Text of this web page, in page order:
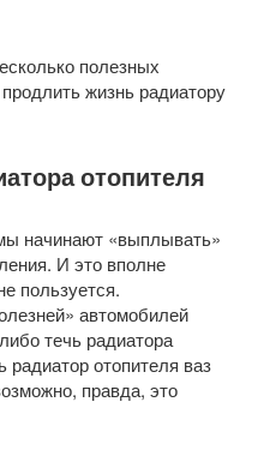
полезных
жизнь радиатору
отопителя
начинают «выплывать»
И это вполне
пользуется.
автомобилей
течь радиатора
радиатор отопителя ваз
правда, это